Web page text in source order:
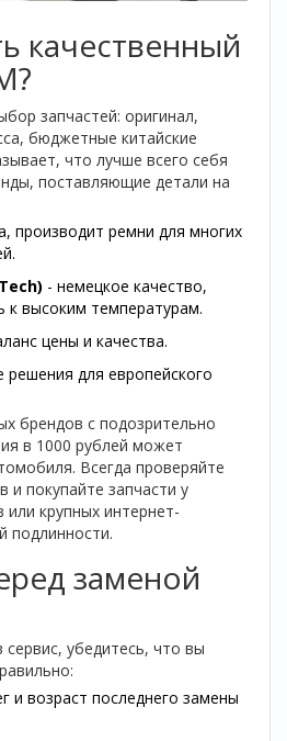
качественный
запчастей: оригинал,
бюджетные китайские
что лучше всего себя
поставляющие детали на
производит ремни для многих
- немецкое качество,
к высоким температурам.
цены и качества.
решения для европейского
брендов с подозрительно
в 1000 рублей может
Всегда проверяйте
и покупайте запчасти у
крупных интернет-
подлинности.
заменой
убедитесь, что вы
и возраст последнего замены